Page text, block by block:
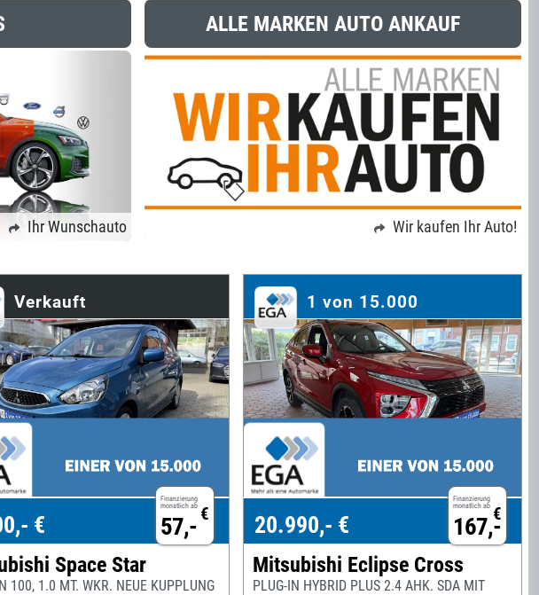
Ihr Wunschauto
ALLE MARKEN AUTO ANKAUF
Wir kaufen Ihr Auto!
Verkauft
Finanzierung
monatlich ab €
57,-
€
Space Star
100, 1.0 MT. WKR. NEUE KUPPLUNG
1 von 15.000
Finanzierung
monatlich ab €
167,-
20.990,- €
Mitsubishi Eclipse Cross
PLUG-IN HYBRID PLUS 2.4 AHK. SDA MIT